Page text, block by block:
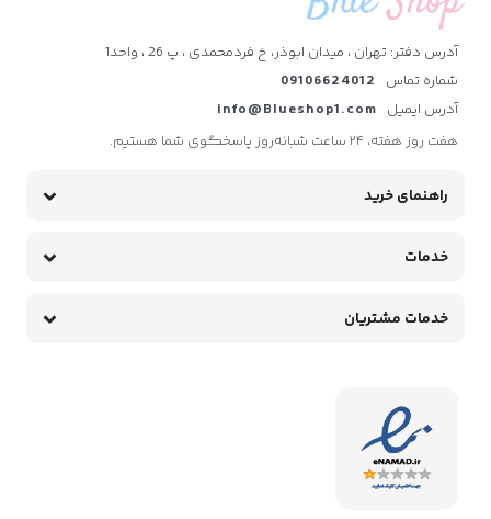
آدرس دفتر: تهران ، میدان ابوذر، خ فردمحمدی ، پ 26 ، واحد1
شماره تماس 09106624012
آدرس ایمیل info@Blueshop1.com
هفت روز هفته، ۲۴ ساعت شبانه‌روز پاسخگوی شما هستیم.
راهنمای خرید
خدمات
خدمات مشتریان